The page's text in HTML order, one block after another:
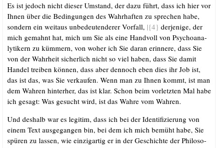
Es ist jedoch nicht die­ser Umstand, der dazu führt, dass ich hier vor
Ihnen über die Bedin­gun­gen des Wahr­haf­ten zu spre­chen habe,
son­dern ein weit­aus unbe­deu­ten­de­rer Vor­fall, |{4} der­je­ni­ge, der
mich gemahnt hat, mich um Sie als eine Hand­voll von Psy­cho­ana­
ly­ti­kern zu küm­mern, von woher ich Sie dar­an erin­ne­re, dass Sie
von der Wahr­heit sicher­lich nicht so viel haben, dass Sie damit
Han­del trei­ben kön­nen, dass aber den­noch eben dies ihr Job ist,
das ist das, was Sie ver­kau­fen. Wenn man zu Ihnen kommt, ist man
dem Wah­ren hin­ter­her, das ist klar. Schon beim vor­letz­ten Mal habe
ich gesagt: Was gesucht wird, ist das Wah­re vom Wahren.
Und des­halb war es legi­tim, dass ich bei der Iden­ti­fi­zie­rung von
einem Text aus­ge­gan­gen bin, bei dem ich mich bemüht habe, Sie
spü­ren zu las­sen, wie ein­zig­ar­tig er in der Geschich­te der Phi­lo­so­